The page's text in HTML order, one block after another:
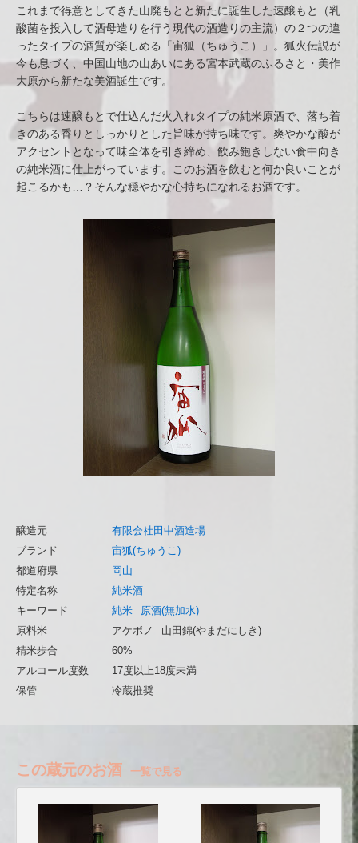
これまで得意としてきた山廃もとと新たに誕生した速醸もと（乳
酸菌を投入して酒母造りを行う現代の酒造りの主流）の２つの違
ったタイプの酒質が楽しめる「宙狐（ちゅうこ）」。狐火伝説が
今も息づく、中国山地の山あいにある宮本武蔵のふるさと・美作
大原から新たな美酒誕生です。
こちらは速醸もとで仕込んだ火入れタイプの純米原酒で、落ち着
きのある香りとしっかりとした旨味が持ち味です。爽やかな酸が
アクセントとなって味全体を引き締め、飲み飽きしない食中向き
の純米酒に仕上がっています。このお酒を飲むと何か良いことが
起こるかも…？そんな穏やかな心持ちになれるお酒です。
醸造元
有限会社田中酒造場
ブランド
宙狐(ちゅうこ)
都道府県
岡山
特定名称
純米酒
キーワード
純米
原酒(無加水)
原料米
アケボノ
山田錦(やまだにしき)
精米歩合
60%
アルコール度数
17度以上18度未満
保管
冷蔵推奨
この蔵元のお酒 一覧で見る